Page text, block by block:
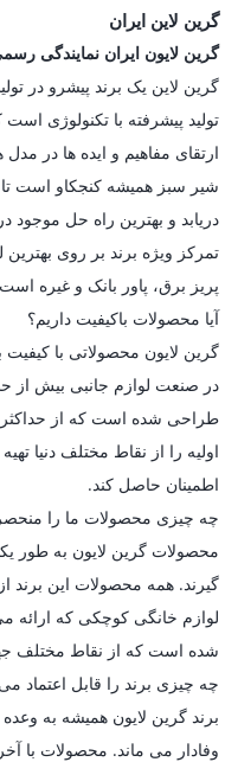
گرین لاین ایران
گرین لایون ایران نمایندگی
گرین لاین یک برند پیشرو در
تولید پیشرفته با تکنولوژی
شیر سبز همیشه کنجکاو است
دریابد و بهترین راه حل موجود
تمرکز ویژه برند بر روی
پریز برق، پاور بانک و غیره
آیا محصولات باکیفیت داریم؟
گرین لایون محصولاتی با کیفیت
در صنعت لوازم جانبی بیش از
طراحی شده است که از حداکثر
اولیه را از نقاط مختلف دنیا
اطمینان حاصل کند.
چه چیزی محصولات ما را
محصولات گرین لایون به طور
گیرند. همه محصولات این برند
لوازم خانگی کوچکی که ارائه می
شده است که از نقاط مختلف
چه چیزی برند را قابل اعتماد
برند گرین لایون همیشه به
وفادار می ماند. محصولات با